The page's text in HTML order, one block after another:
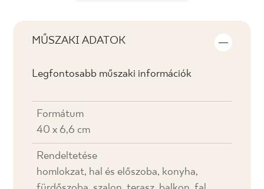
MŰSZAKI ADATOK
Legfontosabb műszaki információk
Formátum
40 x 6,6 cm
Rendeltetése
homlokzat, hal és előszoba, konyha,